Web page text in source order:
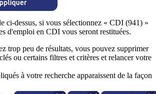
ci-dessus, si vous sélectionnez « CDI (941) »
d'emploi en CDI vous seront restituées.
trop peu de résultats, vous pouvez supprimer
ou certains filtres et critères et relancer votre
à votre recherche apparaissent de la façon